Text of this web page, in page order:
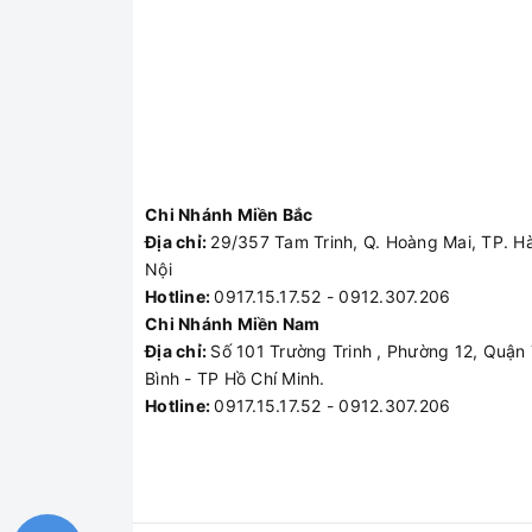
Chi Nhánh Miền Bắc
Địa chỉ: 29/357 Tam Trinh, Q. Hoàng Mai, TP.
Nội
Hotline:0917.15.17.52 - 0912.307.206
Chi Nhánh Miền Nam
Địa chỉ: Số 101 Trường Trinh , Phường 12, Quận
Bình - TP Hồ Chí Minh.
Hotline:0917.15.17.52 - 0912.307.206